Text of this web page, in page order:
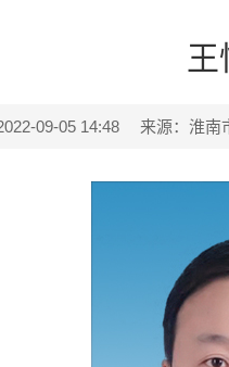
王
09-05 14:48 来源：淮南